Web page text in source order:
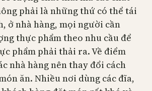
phải là những thứ có thể tái
ở nhà hàng, mọi người cần
thực phẩm theo nhu cầu để
phẩm phải thải ra. Về điểm
nhà hàng nên thay đổi cách
ăn. Nhiều nơi dùng các đĩa,